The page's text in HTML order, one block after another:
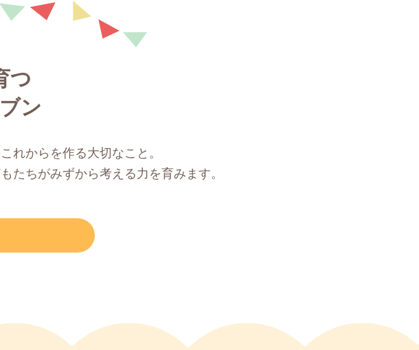
つ
ン
れからを作る大切なこと。
たちがみずから考える力を育みます。